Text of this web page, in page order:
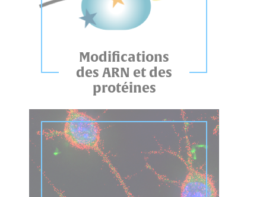
Modifications
des ARN et des
protéines